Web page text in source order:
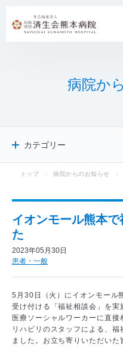
病院から
カテゴリー
病院からのお知らせ
採用情報
ニュースリリース
トップ 病院からのお知らせ
イオンモール熊本
た
2023年05月30日
患者・一般
5月30日（火）にイオンモール
受け付ける「福祉相談会」を
医療ソーシャルワーカーに直接
リハビリのスタッフによる、
ました。お立ち寄りいただいた